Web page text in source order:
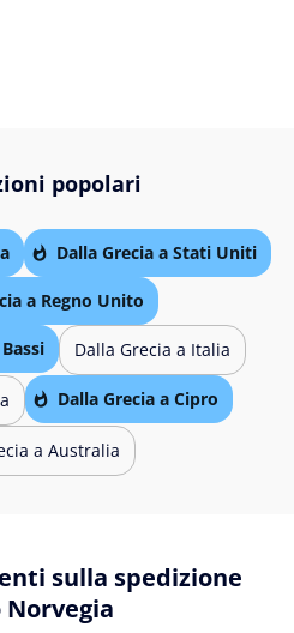
popolari
Dalla Grecia a Stati Uniti
a Regno Unito
Dalla Grecia a Italia
Dalla Grecia a Cipro
a Australia
sulla spedizione
Norvegia